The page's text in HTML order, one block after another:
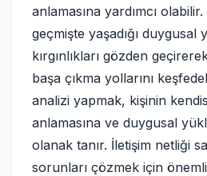
anlamasına yardımcı
geçmişte yaşadığı duygusal
kırgınlıkları gözden
başa çıkma yollarını
analizi yapmak, kişinin
anlamasına ve duygusal
olanak tanır. İletişim netliği
sorunları çözmek için önemli